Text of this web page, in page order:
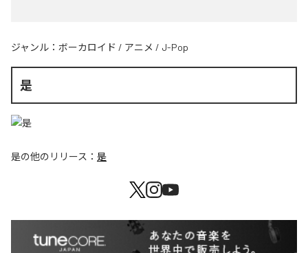
ジャンル： ボーカロイド / アニメ / J-Pop
是
是の他のリリース： 是